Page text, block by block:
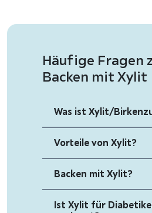
Häufige Fragen
Backen mit Xylit
Was ist Xylit/
Vorteile von Xylit?
Backen mit Xylit?
Ist Xylit für